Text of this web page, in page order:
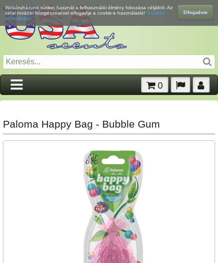
Elfogadom
Webáruházunk sütiket használ a felhasználói élmény fokozása céljából. Az
oldal további böngészésével elfogadja a cookie-k használatát! További
információk...
0
Paloma Happy Bag - Bubble Gum